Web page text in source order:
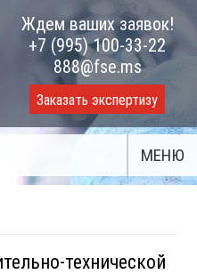
Ждем ваших заявок!
+7 (995) 100-33-22
888@fse.ms
Заказать экспертизу
МЕНЮ
технической